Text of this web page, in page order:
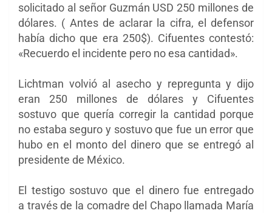
solicitado al señor Guzmán USD 250 millones de
dólares. ( Antes de aclarar la cifra, el defensor
había dicho que era 250$). Cifuentes contestó:
«Recuerdo el incidente pero no esa cantidad».
Lichtman volvió al asecho y repregunta y dijo
eran 250 millones de dólares y Cifuentes
sostuvo que quería corregir la cantidad porque
no estaba seguro y sostuvo que fue un error que
hubo en el monto del dinero que se entregó al
presidente de México.
El testigo sostuvo que el dinero fue entregado
a través de la comadre del Chapo llamada María